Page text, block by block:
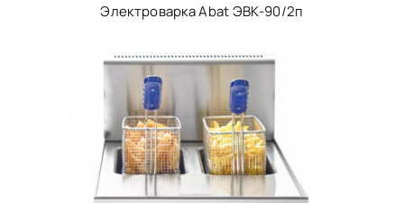
Электроварка Abat ЭВК-90/2п